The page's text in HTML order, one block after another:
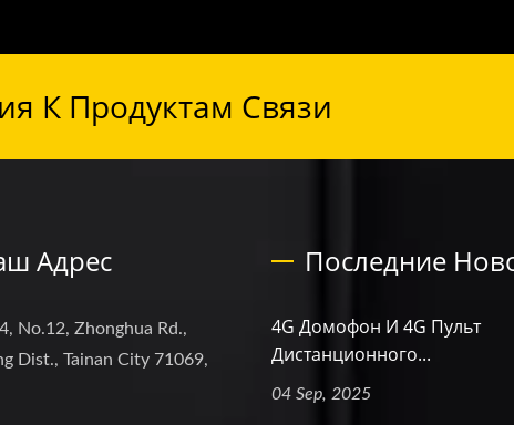
К Продуктам Связи
Адрес
No.12, Zhonghua Rd.,
Dist., Tainan City 71069,
Последние
4G Домофон И 4G Пульт
Дистанционного...
04 Sep, 2025